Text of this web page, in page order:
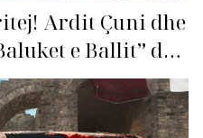
Ardit Çuni dhe
e Ballit” dhe